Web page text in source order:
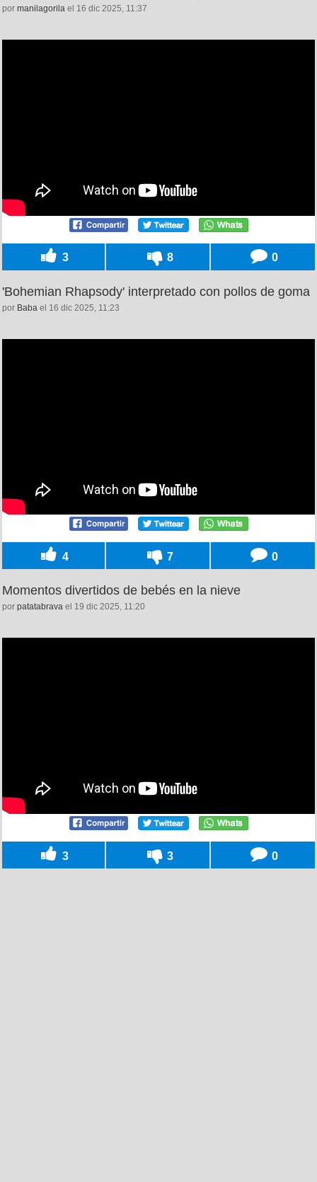
por manilagorila el 16 dic 2025, 11:37
3 8 0
'Bohemian Rhapsody' interpretado con pollos de goma
por Baba el 16 dic 2025, 11:23
4 7 0
Momentos divertidos de bebés en la nieve
por patatabrava el 19 dic 2025, 11:20
3 3 0